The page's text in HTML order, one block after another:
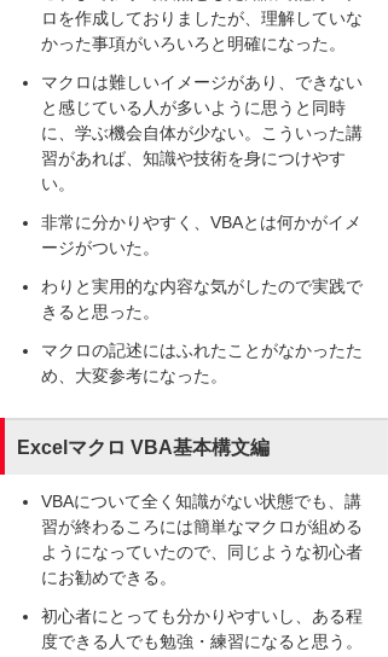
ロを作成しておりましたが、理解していな
かった事項がいろいろと明確になった。
マクロは難しいイメージがあり、できない
と感じている人が多いように思うと同時
に、学ぶ機会自体が少ない。こういった講
習があれば、知識や技術を身につけやす
い。
非常に分かりやすく、VBAとは何かがイメ
ージがついた。
わりと実用的な内容な気がしたので実践で
きると思った。
マクロの記述にはふれたことがなかったた
め、大変参考になった。
Excelマクロ VBA基本構文編
VBAについて全く知識がない状態でも、講
習が終わるころには簡単なマクロが組める
ようになっていたので、同じような初心者
にお勧めできる。
初心者にとっても分かりやすいし、ある程
度できる人でも勉強・練習になると思う。